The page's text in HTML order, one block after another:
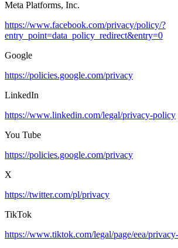
Meta Platforms, Inc.
https://www.facebook.com/privacy/policy/?
entry_point=data_policy_redirect&entry=0
Google
https://policies.google.com/privacy
LinkedIn
https://www.linkedin.com/legal/privacy-policy
You Tube
https://policies.google.com/privacy
X
https://twitter.com/pl/privacy
TikTok
https://www.tiktok.com/legal/page/eea/